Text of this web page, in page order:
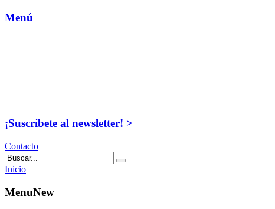
Menú
¡Suscríbete al newsletter! >
Contacto
Inicio
MenuNew